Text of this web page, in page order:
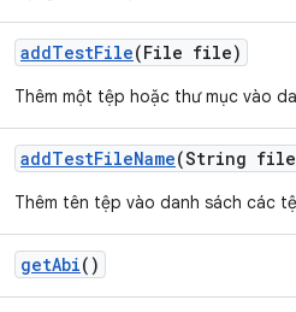
addTestFile(File file)
Thêm một tệp hoặc thư mục vào
addTestFileName(String file
Thêm tên tệp vào danh sách các
getAbi()